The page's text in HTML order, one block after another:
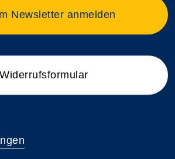
Newsletter anmelden
Widerrufsformular